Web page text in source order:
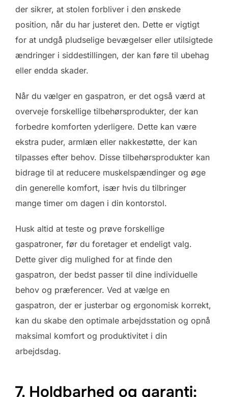
der sikrer, at stolen forbliver i den ønskede
position, når du har justeret den. Dette er vigtigt
for at undgå pludselige bevægelser eller utilsigtede
ændringer i siddestillingen, der kan føre til ubehag
eller endda skader.
Når du vælger en gaspatron, er det også værd at
overveje forskellige tilbehørsprodukter, der kan
forbedre komforten yderligere. Dette kan være
ekstra puder, armlæn eller nakkestøtte, der kan
tilpasses efter behov. Disse tilbehørsprodukter kan
bidrage til at reducere muskelspændinger og øge
din generelle komfort, især hvis du tilbringer
mange timer om dagen i din kontorstol.
Husk altid at teste og prøve forskellige
gaspatroner, før du foretager et endeligt valg.
Dette giver dig mulighed for at finde den
gaspatron, der bedst passer til dine individuelle
behov og præferencer. Ved at vælge en
gaspatron, der er justerbar og ergonomisk korrekt,
kan du skabe den optimale arbejdsstation og opnå
maksimal komfort og produktivitet i din
arbejdsdag.
7. Holdbarhed og garanti: